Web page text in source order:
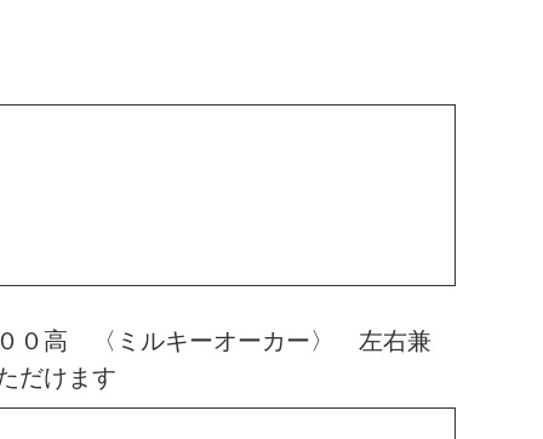
高 〈ミルキーオーカー〉 左右兼
だけます